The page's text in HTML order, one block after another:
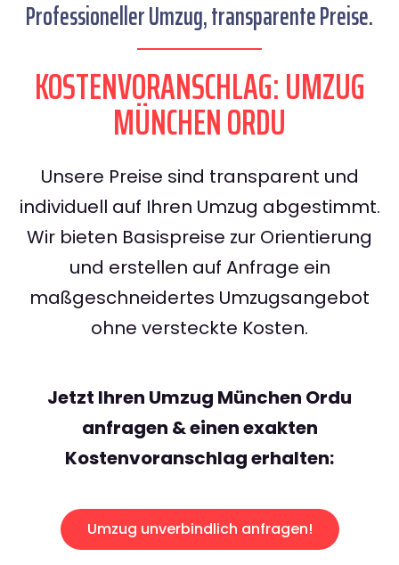
Professioneller Umzug, transparente Preise.
KOSTENVORANSCHLAG: UMZUG
MÜNCHEN ORDU
Unsere Preise sind transparent und
individuell auf Ihren Umzug abgestimmt.
Wir bieten Basispreise zur Orientierung
und erstellen auf Anfrage ein
maßgeschneidertes Umzugsangebot
ohne versteckte Kosten.
Jetzt Ihren Umzug München Ordu
anfragen & einen exakten
Kostenvoranschlag erhalten:
Umzug unverbindlich anfragen!